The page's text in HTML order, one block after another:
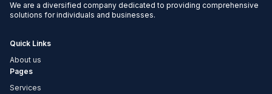
We are a diversified company dedicated to providing comprehensive
solutions for individuals and businesses.
Quick Links
About us
Pages
Services